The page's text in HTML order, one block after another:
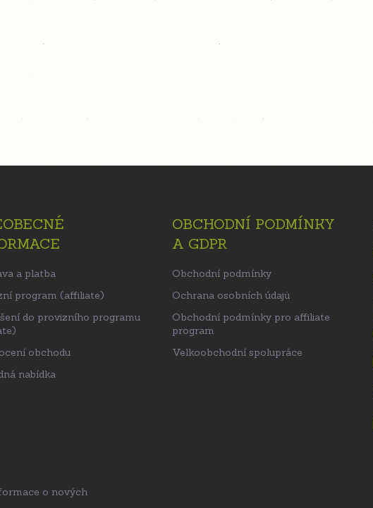
a platba
program (affiliate)
do provizního programu
obchodu
nabídka
OBCHODNÍ PODMÍNKY
A GDPR
Obchodní podmínky
Ochrana osobních údajů
Obchodní podmínky pro affiliate
program
Velkoobchodní spolupráce
o nových